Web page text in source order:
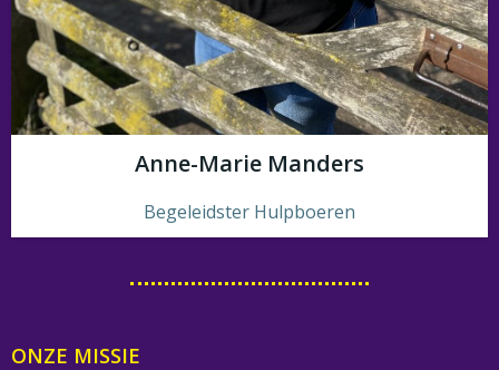
Anne-Marie Manders
Begeleidster Hulpboeren
ONZE MISSIE